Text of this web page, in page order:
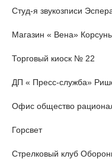
Студ-я звукозписи
Магазин « Вена»
Торговый киоск № 22
ДП « Пресс-служба»
Офис общество
Горсвет
Стрелковый клуб